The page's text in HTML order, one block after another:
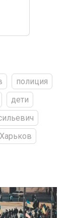
полиция
дети
Харьков